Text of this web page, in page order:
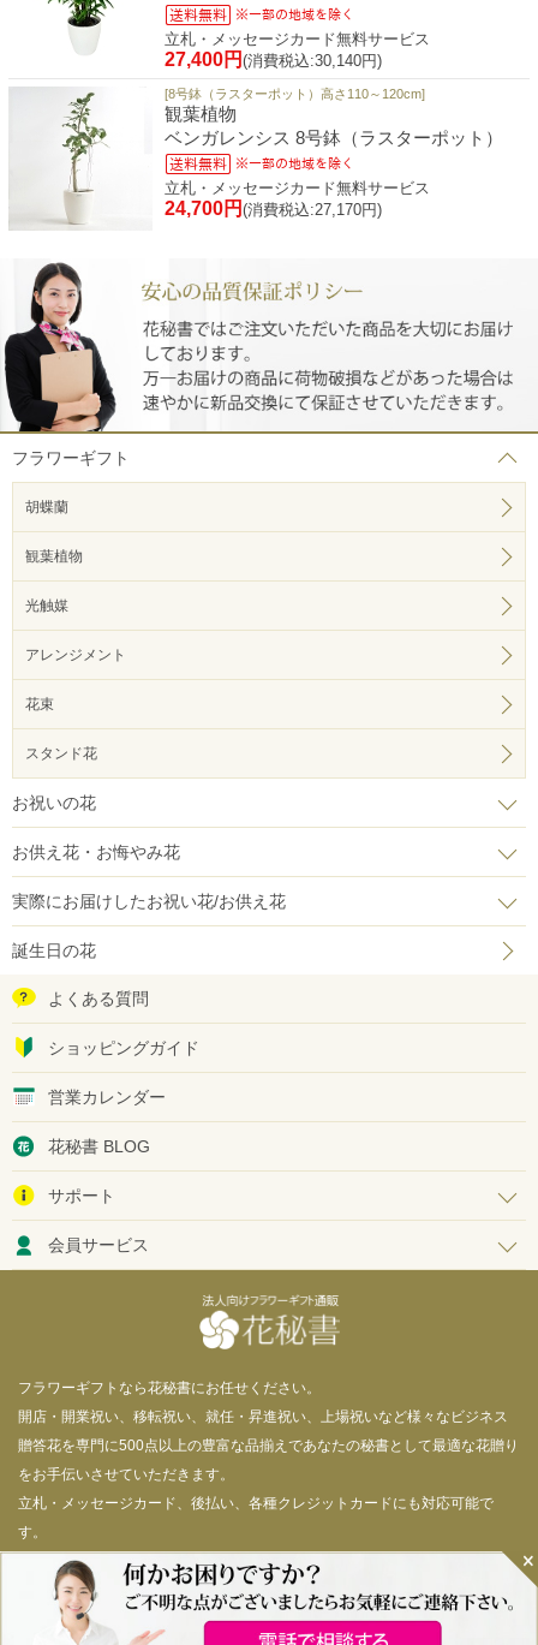
立札・メッセージカード無料サービス
27,400円 (消費税込:30,140円)
[8号鉢（ラスターポット）高さ110～120cm]
観葉植物
ベンガレンシス 8号鉢（ラスターポット）
立札・メッセージカード無料サービス
24,700円 (消費税込:27,170円)
フラワーギフト
胡蝶蘭
観葉植物
光触媒
アレンジメント
花束
スタンド花
お祝いの花
お供え花・お悔やみ花
実際にお届けしたお祝い花/お供え花
誕生日の花
よくある質問
ショッピングガイド
営業カレンダー
花秘書 BLOG
サポート
会員サービス
フラワーギフトなら花秘書にお任せください。
開店・開業祝い、移転祝い、就任・昇進祝い、上場祝いなど様々なビジネス
贈答花を専門に500点以上の豊富な品揃えであなたの秘書として最適な花贈り
をお手伝いさせていただきます。
立札・メッセージカード、後払い、各種クレジットカードにも対応可能で
す。